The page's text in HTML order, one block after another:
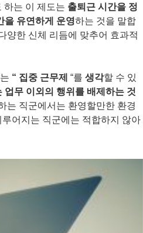
하는 이 제도는 출퇴근 시간을 정
을 유연하게 운영하는 것을 말합
양한 신체 리듬에 맞추어 효과적
“ 집중 근무제 “를 생각할 수 있
업무 이외의 행위를 배제하는 것
는 직군에서는 환영할만한 환경
어지는 직군에는 적합하지 않아